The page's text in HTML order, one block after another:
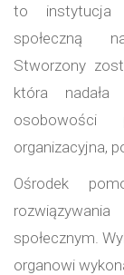
to instytucja
społeczną
Stworzony
która
osobowości
organizacyjna,
Ośrodek
społecznym.
organowi